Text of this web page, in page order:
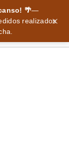
🌴—
realizados